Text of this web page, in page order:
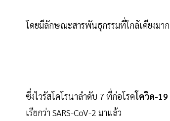
โดยมีลักษณะสารพันธุกรรมที่ใกล้เคียงมาก
ซึ่งไวรัสโคโรนาลำดับ 7 ที่ก่อโรคโควิด-19
เรียกว่า SARS-CoV-2 มาแล้ว